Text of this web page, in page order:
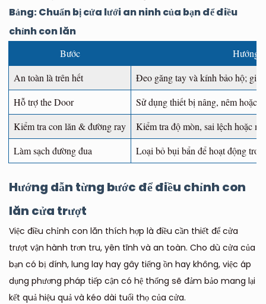
Bảng: Chuẩn bị cửa lưới an ninh của bạn để điều
chỉnh con lăn
Bước
Hướng
An toàn là trên hết
Đeo găng tay và kính bảo hộ; giữ
Hỗ trợ the Door
Sử dụng thiết bị nâng, nêm hoặc
Kiểm tra con lăn & đường ray
Kiểm tra độ mòn, sai lệch hoặc
Làm sạch đường đua
Loại bỏ bụi bẩn để hoạt động
Hướng dẫn từng bước để điều chỉnh con
lăn cửa trượt
Việc điều chỉnh con lăn thích hợp là điều cần thiết để cửa
trượt vận hành trơn tru, yên tĩnh và an toàn. Cho dù cửa của
bạn có bị dính, lung lay hay gây tiếng ồn hay không, việc áp
dụng phương pháp tiếp cận có hệ thống sẽ đảm bảo mang lại
kết quả hiệu quả và kéo dài tuổi thọ của cửa.